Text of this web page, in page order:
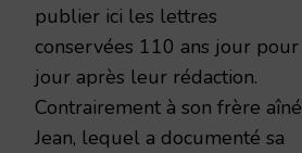
publier ici les lettres
conservées 110 ans jour pour
jour après leur rédaction.
Contrairement à son frère aîné
Jean, lequel a documenté sa